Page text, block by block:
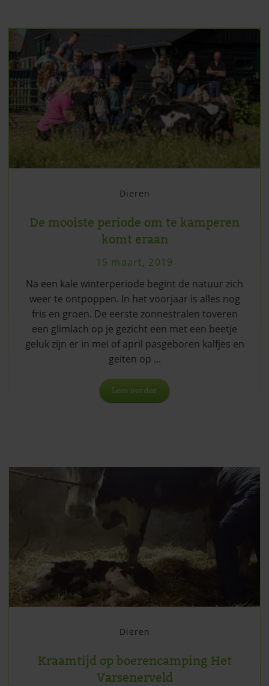
Dieren
De mooiste periode om te kamperen
komt eraan
15 maart, 2019
Na een kale winterperiode begint de natuur zich
weer te ontpoppen. In het voorjaar is alles nog
fris en groen. De eerste zonnestralen toveren
een glimlach op je gezicht een met een beetje
geluk zijn er in mei of april pasgeboren kalfjes en
geiten op ...
Lees verder
Dieren
Kraamtijd op boerencamping Het
Varsenerveld